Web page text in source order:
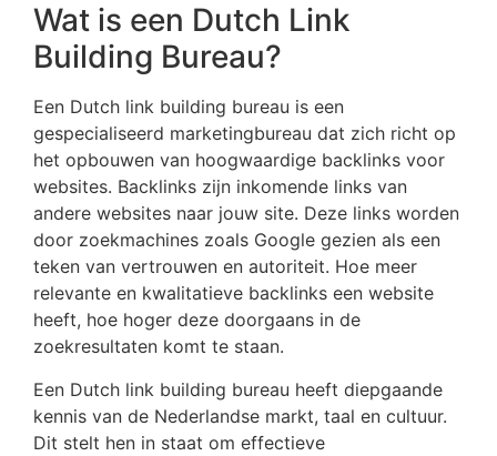
Wat is een Dutch Link
Building Bureau?
Een Dutch link building bureau is een
gespecialiseerd marketingbureau dat zich richt op
het opbouwen van hoogwaardige backlinks voor
websites. Backlinks zijn inkomende links van
andere websites naar jouw site. Deze links worden
door zoekmachines zoals Google gezien als een
teken van vertrouwen en autoriteit. Hoe meer
relevante en kwalitatieve backlinks een website
heeft, hoe hoger deze doorgaans in de
zoekresultaten komt te staan.
Een Dutch link building bureau heeft diepgaande
kennis van de Nederlandse markt, taal en cultuur.
Dit stelt hen in staat om effectieve